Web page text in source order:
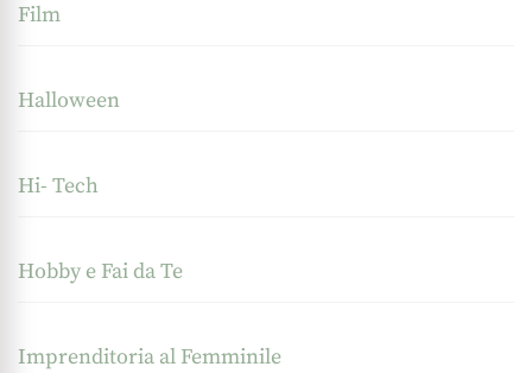
Film
Halloween
Hi- Tech
Hobby e Fai da Te
Imprenditoria al Femminile